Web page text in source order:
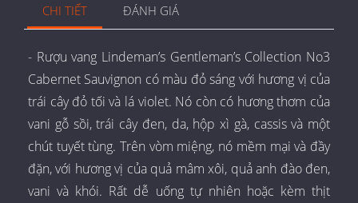
CHI TIẾT ĐÁNH GIÁ
- Rượu vang Lindeman’s Gentleman’s Collection No3
Cabernet Sauvignon có màu đỏ sáng với hương vị của
trái cây đỏ tối và lá violet. Nó còn có hương thơm của
vani gỗ sồi, trái cây đen, da, hộp xì gà, cassis và một
chút tuyết tùng. Trên vòm miệng, nó mềm mại và đầy
đặn, với hương vị của quả mâm xôi, quả anh đào đen,
vani và khói. Rất dễ uống tự nhiên hoặc kèm thịt